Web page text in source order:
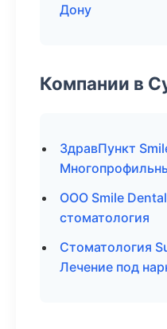
Дону
Компании в
ЗдравПункт
ООО Smile
стоматология
Стоматология
Лечение под